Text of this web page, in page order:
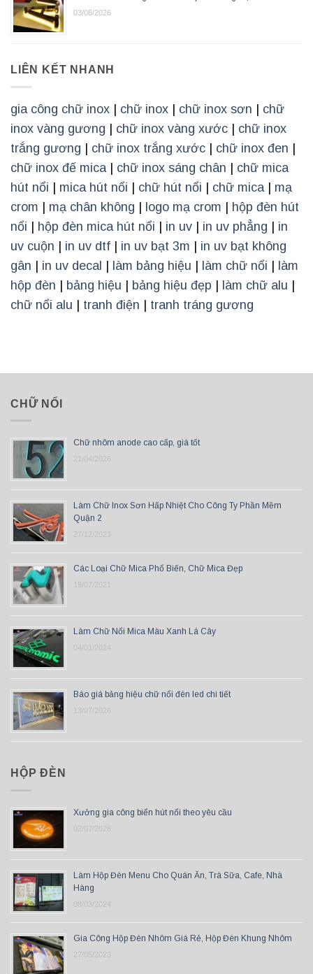
03/08/2026
LIÊN KẾT NHANH
gia công chữ inox | chữ inox | chữ inox sơn | chữ
inox vàng gương | chữ inox vàng xước | chữ inox
trắng gương | chữ inox trắng xước | chữ inox đen |
chữ inox đế mica | chữ inox sáng chân | chữ mica
hút nổi | mica hút nổi | chữ hút nổi | chữ mica | mạ
crom | mạ chân không | logo mạ crom | hộp đèn hút
nổi | hộp đèn mica hút nổi | in uv | in uv phẳng | in
uv cuộn | in uv dtf | in uv bạt 3m | in uv bạt không
gân | in uv decal | làm bảng hiệu | làm chữ nổi | làm
hộp đèn | bảng hiệu | bảng hiệu đẹp | làm chữ alu |
chữ nổi alu | tranh điện | tranh tráng gương
CHỮ NỔI
Chữ nhôm anode cao cấp, giá tốt
21/04/2026
Làm Chữ Inox Sơn Hấp Nhiệt Cho Công Ty Phần Mềm
Quận 2
27/12/2023
Các Loại Chữ Mica Phổ Biến, Chữ Mica Đẹp
19/07/2021
Làm Chữ Nổi Mica Màu Xanh Lá Cây
04/01/2024
Báo giá bảng hiệu chữ nổi đèn led chi tiết
13/07/2026
HỘP ĐÈN
Xưởng gia công biển hút nổi theo yêu cầu
02/07/2026
Làm Hộp Đèn Menu Cho Quán Ăn, Trà Sữa, Cafe, Nhà
Hàng
08/03/2024
Gia Công Hộp Đèn Nhôm Giá Rẻ, Hộp Đèn Khung Nhôm
27/05/2023